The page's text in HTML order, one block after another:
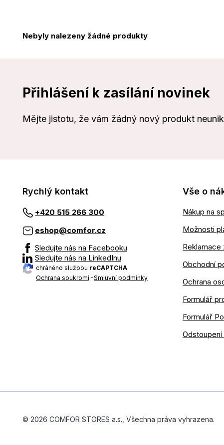
Nebyly nalezeny žádné produkty
Přihlášení k zasílání novinek
Mějte jistotu, že vám žádný nový produkt
Rychlý kontakt
+420 515 266 300
eshop@comfor.cz
Sledujte nás na Facebooku
Sledujte nás na LinkedInu
chráněno službou reCAPTCHA
Ochrana soukromí -Smluvní podmínky
Vše o
Nákup na
Možnosti
Obchodní
Ochrana
Formulář
Formulář
© 2026 COMFOR STORES a.s., Všechna práva vyhrazena.